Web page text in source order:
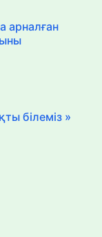
арналған
білеміз »